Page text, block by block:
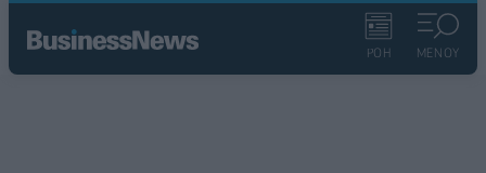
ΡΟΗ ΜΕΝΟΥ